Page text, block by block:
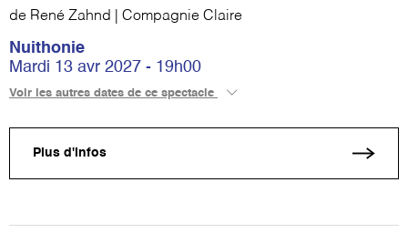
de René Zahnd | Compagnie Claire
Nuithonie
Mardi 13 avr 2027 - 19h00
Voir les autres dates de ce spectacle
Plus d'infos